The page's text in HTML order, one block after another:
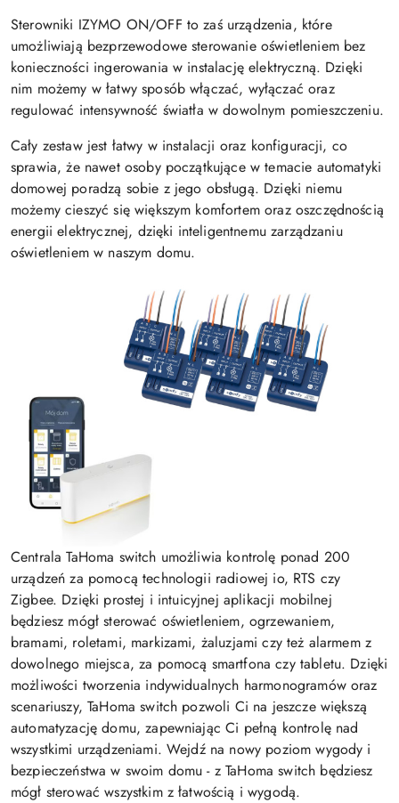
Sterowniki IZYMO ON/OFF to zaś urządzenia, które
umożliwiają bezprzewodowe sterowanie oświetleniem bez
konieczności ingerowania w instalację elektryczną. Dzięki
nim możemy w łatwy sposób włączać, wyłączać oraz
regulować intensywność światła w dowolnym pomieszczeniu.
Cały zestaw jest łatwy w instalacji oraz konfiguracji, co
sprawia, że nawet osoby początkujące w temacie automatyki
domowej poradzą sobie z jego obsługą. Dzięki niemu
możemy cieszyć się większym komfortem oraz oszczędnością
energii elektrycznej, dzięki inteligentnemu zarządzaniu
oświetleniem w naszym domu.
Centrala TaHoma switch umożliwia kontrolę ponad 200
urządzeń za pomocą technologii radiowej io, RTS czy
Zigbee. Dzięki prostej i intuicyjnej aplikacji mobilnej
będziesz mógł sterować oświetleniem, ogrzewaniem,
bramami, roletami, markizami, żaluzjami czy też alarmem z
dowolnego miejsca, za pomocą smartfona czy tabletu. Dzięki
możliwości tworzenia indywidualnych harmonogramów oraz
scenariuszy, TaHoma switch pozwoli Ci na jeszcze większą
automatyzację domu, zapewniając Ci pełną kontrolę nad
wszystkimi urządzeniami. Wejdź na nowy poziom wygody i
bezpieczeństwa w swoim domu - z TaHoma switch będziesz
mógł sterować wszystkim z łatwością i wygodą.